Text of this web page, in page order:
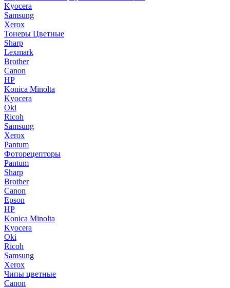
Kyocera
Samsung
Xerox
Тонеры Цветные
Sharp
Lexmark
Brother
Canon
HP
Konica Minolta
Kyocera
Oki
Ricoh
Samsung
Xerox
Pantum
Фоторецепторы
Pantum
Sharp
Brother
Canon
Epson
HP
Konica Minolta
Kyocera
Oki
Ricoh
Samsung
Xerox
Чипы цветные
Canon